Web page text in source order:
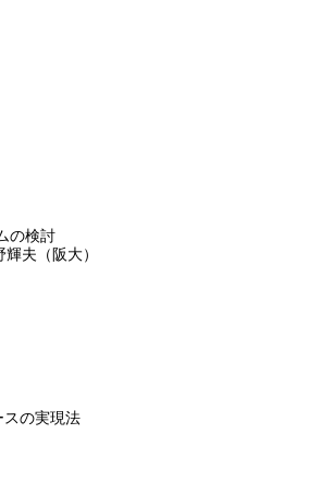
の検討
夫（阪大）
スの実現法